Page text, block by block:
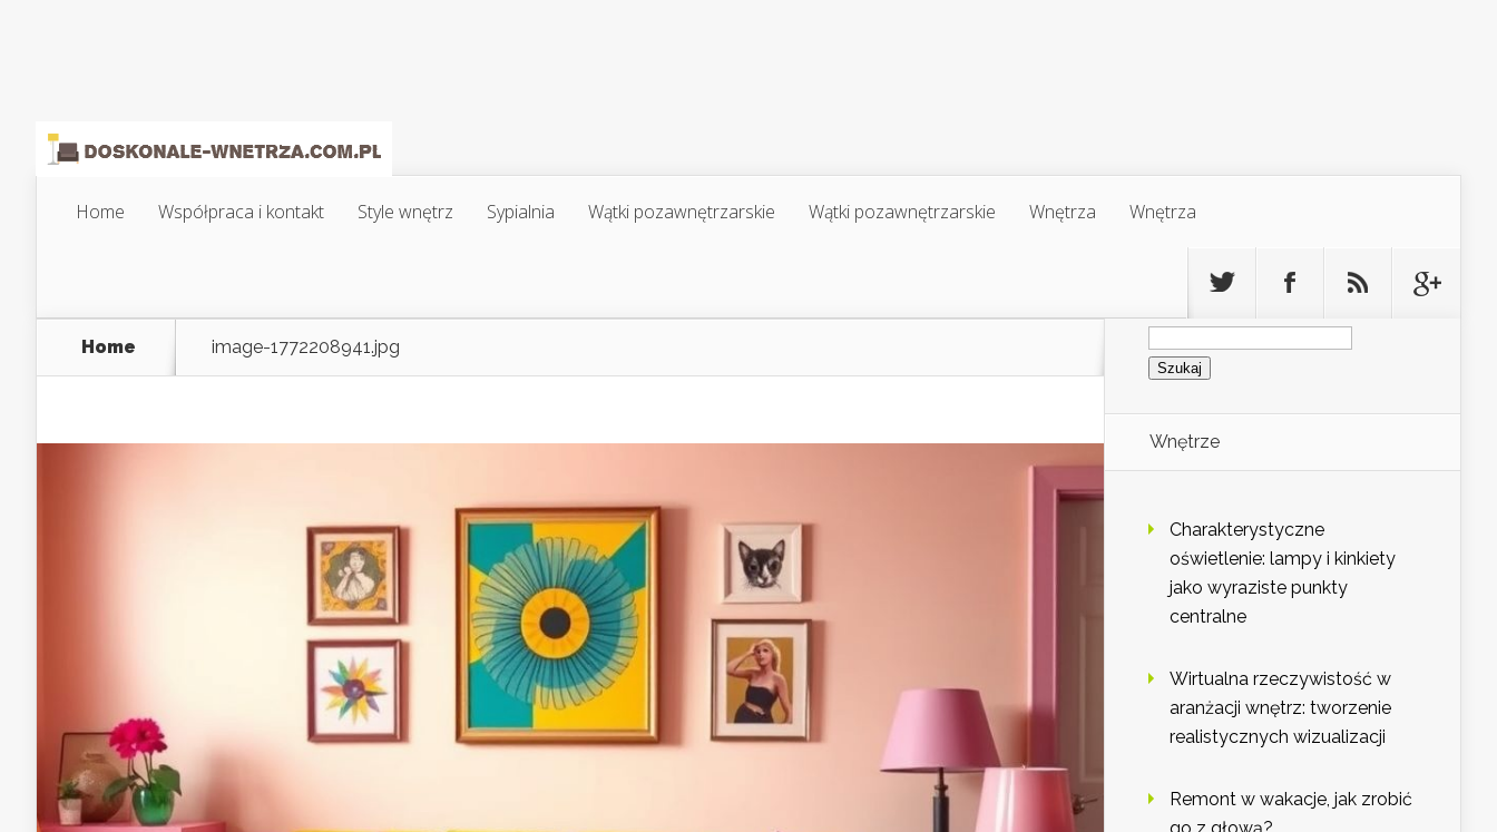
Home Współpraca i kontakt Style wnętrz Sypialnia Wątki pozawnętrzarskie Wątki pozawnętrzarskie Wnętrza Wnętrza
Home image-1772208941.jpg
Szukaj:
Wnętrze
Charakterystyczne
oświetlenie: lampy i kinkiety
jako wyraziste punkty
centralne
Wirtualna rzeczywistość w
aranżacji wnętrz: tworzenie
realistycznych wizualizacji
Remont w wakacje, jak zrobić